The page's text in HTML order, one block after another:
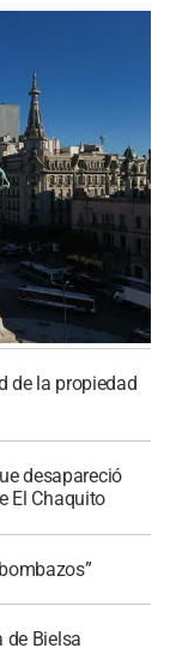
de la propiedad
desapareció
El Chaquito
de Bielsa